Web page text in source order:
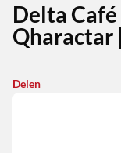
Delta
Qharactar
Delen